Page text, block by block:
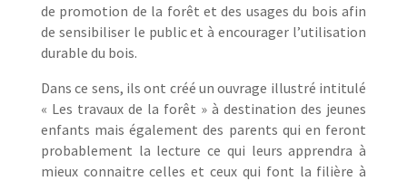
de promotion de la forêt et des usages du bois afin
de sensibiliser le public et à encourager l’utilisation
durable du bois.
Dans ce sens, ils ont créé un ouvrage illustré intitulé
« Les travaux de la forêt » à destination des jeunes
enfants mais également des parents qui en feront
probablement la lecture ce qui leurs apprendra à
mieux connaitre celles et ceux qui font la filière à